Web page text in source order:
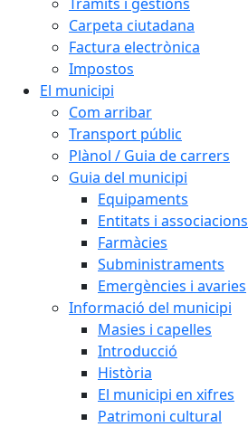
Carpeta ciutadana
Factura electrònica
Impostos
El municipi
Com arribar
Transport públic
Plànol / Guia de carrers
Guia del municipi
Equipaments
Entitats i associacions
Farmàcies
Subministraments
Emergències i avaries
Informació del municipi
Masies i capelles
Introducció
Història
El municipi en xifres
Patrimoni cultural